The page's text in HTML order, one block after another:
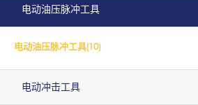
电动油压脉冲工具
电动油压脉冲工具(10)
电动冲击工具